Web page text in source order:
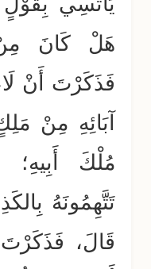
هَلْ كَانَ
فَذَكَرْتَ أَنْ
آبَائِهِ مِنْ
مُلْكَ
تَتَّهِمُونَهُ
قَالَ،